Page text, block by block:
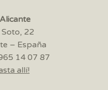
Soto, 22
– España
14 07 87
allí!